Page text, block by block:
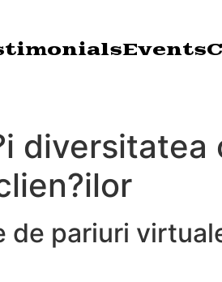
Events
diversitatea
pariuri